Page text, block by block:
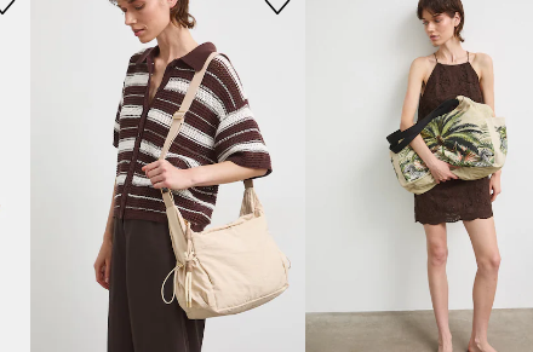
daje torbi ugodnu teksturu i estetski izgled
naglašava minimalistički dizajn i lakoću uklapanja u
nošenje na ramenu
patentnim zatvaračempomaže u organizaciji